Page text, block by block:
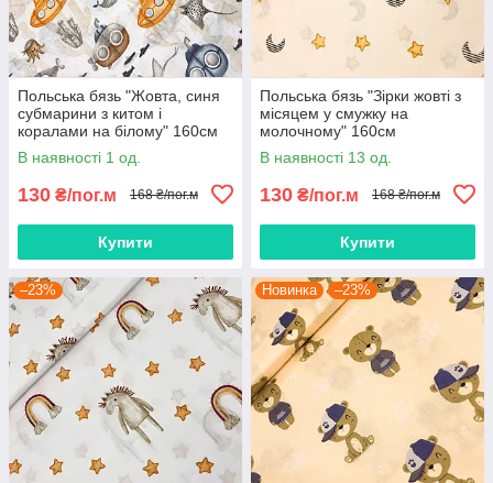
Польська бязь "Жовта, синя
субмарини з китом і
коралами на білому" 160см
В наявності 1 од.
130 ₴/пог.м 168 ₴/пог.м
Купити
Польська бязь "Зірки жовті з
місяцем у смужку на
молочному" 160см
В наявності 13 од.
130 ₴/пог.м 168 ₴/пог.м
Купити
–23% Новинка –23%